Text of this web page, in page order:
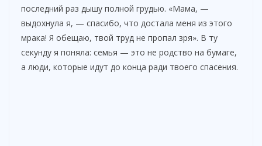
последний раз дышу полной грудью. «Мама, —
выдохнула я, — спасибо, что достала меня из этого
мрака! Я обещаю, твой труд не пропал зря». В ту
секунду я поняла: семья — это не родство на бумаге,
а люди, которые идут до конца ради твоего спасения.